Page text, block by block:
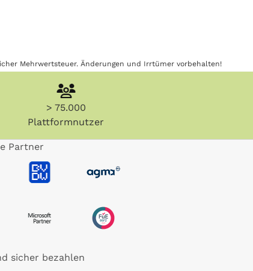
Mehrwertsteuer. Änderungen und Irrtümer vorbehalten!
> 75.000
Plattformnutzer
Partner
sicher bezahlen